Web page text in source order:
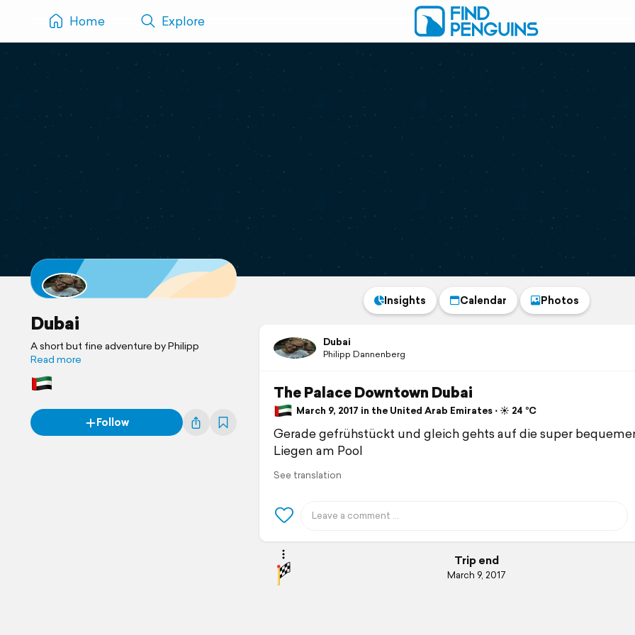
Home Explore
Dubai
A short but fine adventure by Philipp
Read more
Follow
Insights Calendar Photos
Dubai
Philipp Dannenberg
The Palace Downtown Dubai
March 9, 2017 in the United Arab Emirates ⋅ ☀️ 24 °C
Gerade gefrühstückt und gleich gehts auf die super
Liegen am Pool
See translation
Trip end
March 9, 2017